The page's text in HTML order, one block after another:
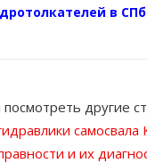
в СПб
другие
самосвала
и их